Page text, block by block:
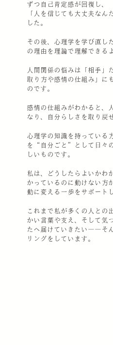
ずつ自己肯定感が回復し、
「人を信じても大丈夫なん
した。
その後、心理学を学び直し
の理由を理論で理解できる
人間関係の悩みは「相手」
取り方や感情の仕組み」に
のです。
感情の仕組みがわかると、
なり、自分らしさを取り戻
心理学の知識を持っている
を“自分ごと”として日々
しいものです。
私は、どうしたらよいかわ
かっているのに動けない方
動に変える一歩をサポート
これまで私が多くの人との
かい言葉や支え、そして気
たへ届けていきたい――そ
リングをしています。